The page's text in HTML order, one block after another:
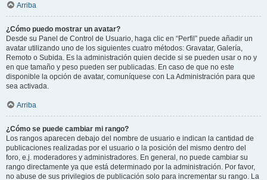
Arriba
¿Cómo puedo mostrar un avatar?
Desde su Panel de Control de Usuario, haga clic en “Perfil” puede añadir un
avatar utilizando uno de los siguientes cuatro métodos: Gravatar, Galería,
Remoto o Subida. Es la administración quien decide si se pueden usar o no y
en que tamaño y peso pueden ser publicadas. En caso de que no este
disponible la opción de avatar, comuníquese con La Administración para que
sea activada.
Arriba
¿Cómo se puede cambiar mi rango?
Los rangos aparecen debajo del nombre de usuario e indican la cantidad de
publicaciones realizadas por el usuario o la posición del mismo dentro del
foro, e.j. moderadores y administradores. En general, no puede cambiar su
rango directamente ya que está determinado por la administración. Por favor,
no abuse de sus privilegios de publicación solo para incrementar su rango. La